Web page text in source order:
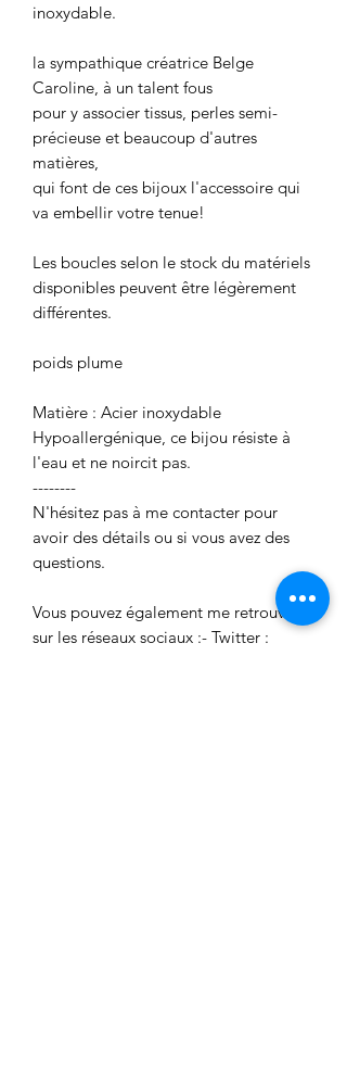
inoxydable.
la sympathique créatrice Belge
Caroline, à un talent fous
pour y associer tissus, perles semi-
précieuse et beaucoup d'autres
matières,
qui font de ces bijoux l'accessoire qui
va embellir votre tenue!
Les boucles selon le stock du matériels
disponibles peuvent être légèrement
différentes.
poids plume
Matière : Acier inoxydable
Hypoallergénique, ce bijou résiste à
l'eau et ne noircit pas.
--------
N'hésitez pas à me contacter pour
avoir des détails ou si vous avez des
questions.
Vous pouvez également me retrouver
sur les réseaux sociaux :- Twitter :